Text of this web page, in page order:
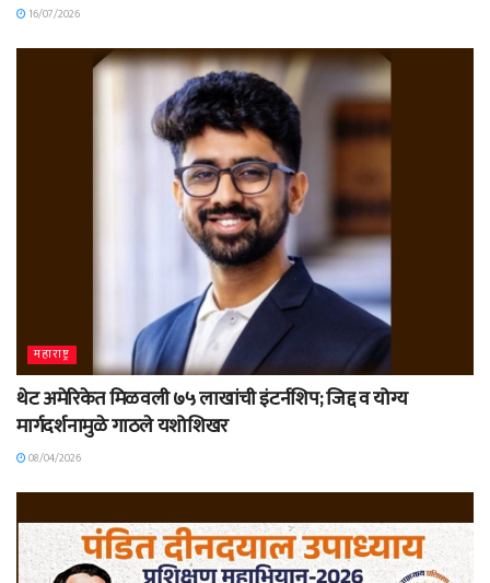
16/07/2026
महाराष्ट्र
थेट अमेरिकेत मिळवली ७५ लाखांची इंटर्नशिप; जिद्द व योग्य
मार्गदर्शनामुळे गाठले यशोशिखर
08/04/2026